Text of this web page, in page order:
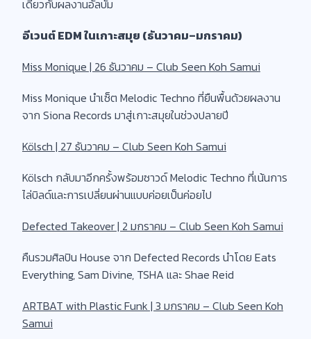
เดียวกับผลงานอัลบั้ม
อีเวนต์ EDM ในเกาะสมุย (ธันวาคม–มกราคม)
Miss Monique | 26 ธันวาคม – Club Seen Koh Samui
Miss Monique นำเซ็ต Melodic Techno ที่ยืนพื้นด้วยผลงาน
จาก Siona Records มาสู่เกาะสมุยในช่วงปลายปี
Kölsch | 27 ธันวาคม – Club Seen Koh Samui
Kölsch กลับมาอีกครั้งพร้อมซาวด์ Melodic Techno ที่เน้นการ
ไล่บิลด์และการเปลี่ยนผ่านแบบค่อยเป็นค่อยไป
Defected Takeover | 2 มกราคม – Club Seen Koh Samui
คืนรวมศิลปิน House จาก Defected Records นำโดย Eats
Everything, Sam Divine, TSHA และ Shae Reid
ARTBAT with Plastic Funk | 3 มกราคม – Club Seen Koh
Samui